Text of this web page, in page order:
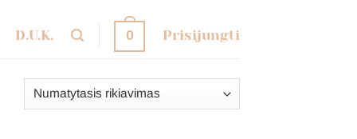
D.U.K. 0 Prisijungti